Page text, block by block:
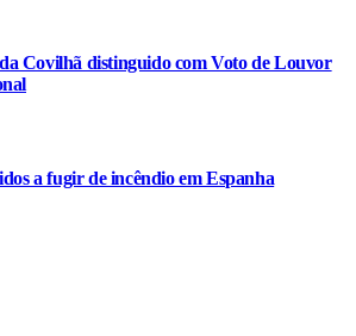
Covilhã distinguido com Voto de Louvor
a fugir de incêndio em Espanha